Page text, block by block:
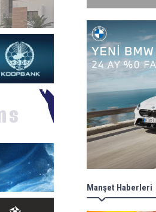
Manşet Haberleri